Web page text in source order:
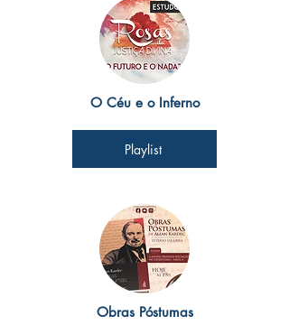
O Céu e o Inferno
Playlist
Obras Póstumas